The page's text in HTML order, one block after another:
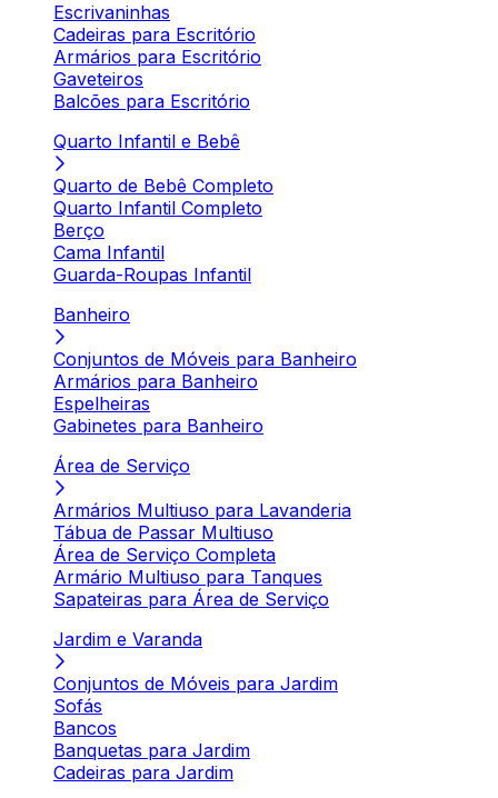
Escrivaninhas
Cadeiras para Escritório
Armários para Escritório
Gaveteiros
Balcões para Escritório
Quarto Infantil e Bebê
Quarto de Bebê Completo
Quarto Infantil Completo
Berço
Cama Infantil
Guarda-Roupas Infantil
Banheiro
Conjuntos de Móveis para Banheiro
Armários para Banheiro
Espelheiras
Gabinetes para Banheiro
Área de Serviço
Armários Multiuso para Lavanderia
Tábua de Passar Multiuso
Área de Serviço Completa
Armário Multiuso para Tanques
Sapateiras para Área de Serviço
Jardim e Varanda
Conjuntos de Móveis para Jardim
Sofás
Bancos
Banquetas para Jardim
Cadeiras para Jardim